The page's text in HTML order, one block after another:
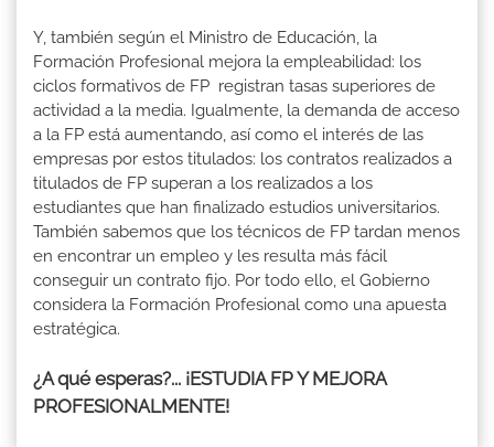
Y, también según el Ministro de Educación, la
Formación Profesional mejora la empleabilidad: los
ciclos formativos de FP registran tasas superiores de
actividad a la media. Igualmente, la demanda de acceso
a la FP está aumentando, así como el interés de las
empresas por estos titulados: los contratos realizados a
titulados de FP superan a los realizados a los
estudiantes que han finalizado estudios universitarios.
También sabemos que los técnicos de FP tardan menos
en encontrar un empleo y les resulta más fácil
conseguir un contrato fijo. Por todo ello, el Gobierno
considera la Formación Profesional como una apuesta
estratégica.
¿A qué esperas?... ¡ESTUDIA FP Y MEJORA
PROFESIONALMENTE!